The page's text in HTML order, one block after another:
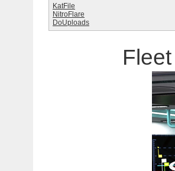
KatFile
NitroFlare
DoUploads